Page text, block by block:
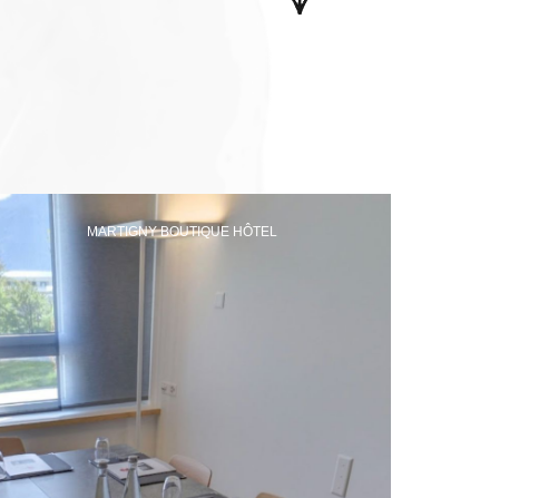
MARTIGNY BOUTIQUE HÔTEL